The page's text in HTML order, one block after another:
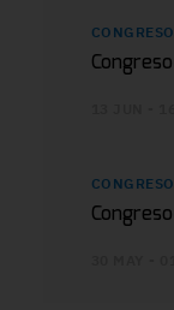
CONGRESO
CONGRESO